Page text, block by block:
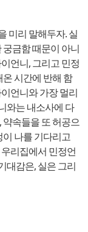
미리 말해두자. 실
금함 때문이 아니
언니, 그리고 민정
시간에 반해 함
언니와 가장 멀리
와는 내소사에 다
속들을 또 허공으
나를 기다리고
리집에서 민정언
대감은, 실은 그리